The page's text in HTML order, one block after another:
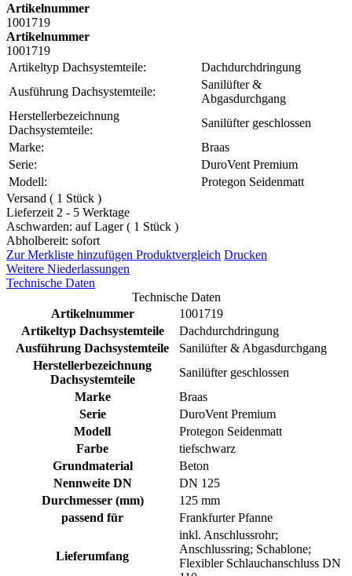
Artikelnummer
1001719
Artikelnummer
1001719
Artikeltyp Dachsystemteile:
Dachdurchdringung
Ausführung Dachsystemteile:
Sanilüfter &
Abgasdurchgang
Herstellerbezeichnung
Dachsystemteile:
Sanilüfter geschlossen
Marke:
Braas
Serie:
DuroVent Premium
Modell:
Protegon Seidenmatt
Versand ( 1 Stück )
Lieferzeit 2 - 5 Werktage
Aschwarden: auf Lager ( 1 Stück )
Abholbereit: sofort
Zur Merkliste hinzufügen Produktvergleich Drucken
Weitere Niederlassungen
Technische Daten
Technische Daten
Artikelnummer
1001719
Artikeltyp Dachsystemteile
Dachdurchdringung
Ausführung Dachsystemteile
Sanilüfter & Abgasdurchgang
Herstellerbezeichnung
Dachsystemteile
Sanilüfter geschlossen
Marke
Braas
Serie
DuroVent Premium
Modell
Protegon Seidenmatt
Farbe
tiefschwarz
Grundmaterial
Beton
Nennweite DN
DN 125
Durchmesser (mm)
125 mm
passend für
Frankfurter Pfanne
Lieferumfang
inkl. Anschlussrohr;
Anschlussring; Schablone;
Flexibler Schlauchanschluss DN